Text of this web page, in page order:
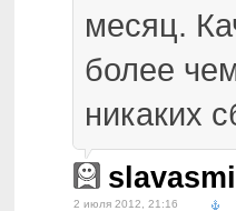
месяц.
более
никаких
2 июля 2012, 21:16